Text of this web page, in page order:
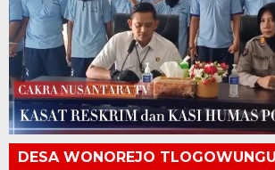
DESA WONOREJO